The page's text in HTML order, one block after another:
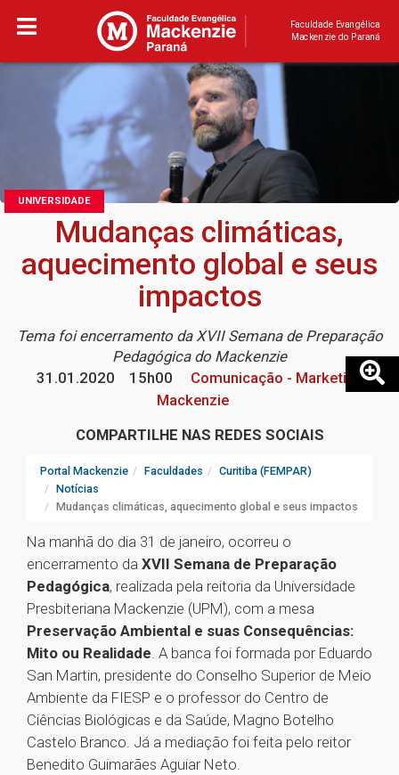
Faculdade Evangélica
Mackenzie do Paraná
UNIVERSIDADE
Mudanças climáticas,
aquecimento global e seus
impactos
Tema foi encerramento da XVII Semana de Preparação
Pedagógica do Mackenzie
31.01.2020
15h00
Comunicação - Marketing
Mackenzie
COMPARTILHE NAS REDES SOCIAIS
Portal Mackenzie Faculdades
Curitiba (FEMPAR)
Notícias
Mudanças climáticas, aquecimento global e seus impactos
Na manhã do dia 31 de janeiro, ocorreu o
encerramento da XVII Semana de Preparação
Pedagógica, realizada pela reitoria da Universidade
Presbiteriana Mackenzie (UPM), com a mesa
Preservação Ambiental e suas Consequências:
Mito ou Realidade. A banca foi formada por Eduardo
San Martin, presidente do Conselho Superior de Meio
Ambiente da FIESP e o professor do Centro de
Ciências Biológicas e da Saúde, Magno Botelho
Castelo Branco. Já a mediação foi feita pelo reitor
Benedito Guimarães Aguiar Neto.